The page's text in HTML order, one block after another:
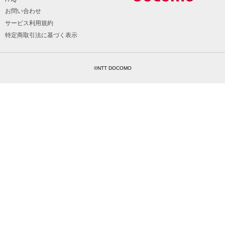
お問い合わせ
サービス利用規約
特定商取引法に基づく表示
©NTT DOCOMO